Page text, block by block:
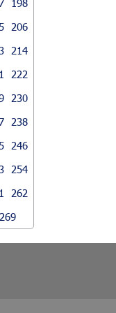
198
206
214
222
230
238
246
254
262
269